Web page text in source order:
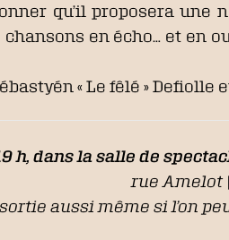
qu’il proposera
en écho… et en
« Le fêlé » Defiolle
h, dans la salle de
rue Amelot |
aussi même si l’on